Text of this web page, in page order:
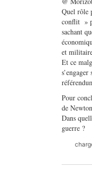
Quel rôle
conflit »
sachant
et
Et ce
Pour
de
Dans
guerre ?